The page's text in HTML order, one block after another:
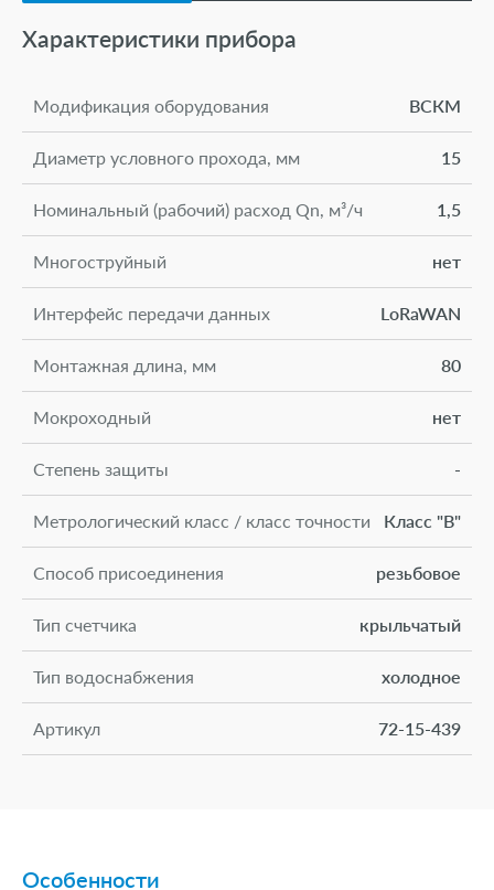
Характеристики прибора
Модификация оборудования ВСКМ
Диаметр условного прохода, мм 15
Номинальный (рабочий) расход Qn, м³/ч 1,5
Многоструйный нет
Интерфейс передачи данных LoRaWAN
Монтажная длина, мм 80
Мокроходный нет
Степень защиты -
Метрологический класс / класс точности Класс "В"
Способ присоединения резьбовое
Тип счетчика крыльчатый
Тип водоснабжения холодное
Артикул 72-15-439
Особенности